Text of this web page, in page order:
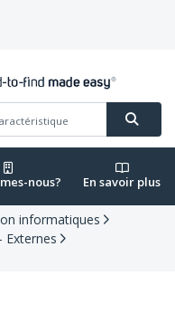
nous? En savoir plus
informatiques
Externes